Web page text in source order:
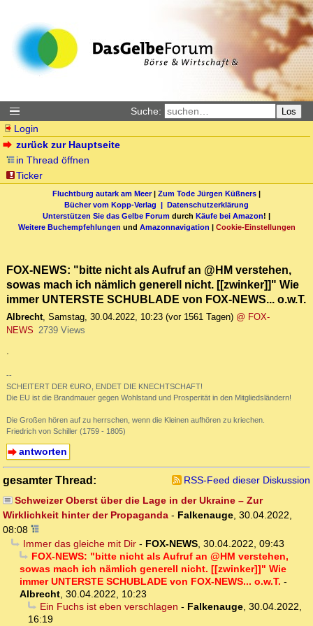
Suche: Los
Login
zurück zur Hauptseite
in Thread öffnen
Ticker
Fluchtburg autark am Meer| Zum Tode Jürgen Küßners |
Bücher vom Kopp-Verlag | Datenschutzerklärung
Unterstützen Sie das Gelbe Forum durch Käufe bei Amazon! |
Weitere Buchempfehlungen und Amazonnavigation | Cookie-Einstellungen
FOX-NEWS: "bitte nicht als Aufruf an @HM verstehen,
sowas mach ich nämlich generell nicht. [[zwinker]]" Wie
immer UNTERSTE SCHUBLADE von FOX-NEWS... o.w.T.
Albrecht, Samstag, 30.04.2022, 10:23 (vor 1561 Tagen) @ FOX-
NEWS 2739 Views
.
--
SCHEITERT DER €URO, ENDET DIE KNECHTSCHAFT!
Die EU ist die Brandmauer gegen Wohlstand und Prosperität in den Mitgliedsländern!
Die Großen hören auf zu herrschen, wenn die Kleinen aufhören zu kriechen.
Friedrich von Schiller (1759 - 1805)
antworten
gesamter Thread:
RSS-Feed dieser Diskussion
Schweizer Oberst über die Lage in der Ukraine – Zur
Wirklichkeit hinter der Propaganda - Falkenauge, 30.04.2022,
08:08
Immer das gleiche mit Dir- FOX-NEWS, 30.04.2022, 09:43
FOX-NEWS: "bitte nicht als Aufruf an @HM verstehen,
sowas mach ich nämlich generell nicht. [[zwinker]]" Wie
immer UNTERSTE SCHUBLADE von FOX-NEWS... o.w.T. -
Albrecht, 30.04.2022, 10:23
Ein Fuchs ist eben verschlagen - Falkenauge, 30.04.2022,
16:19